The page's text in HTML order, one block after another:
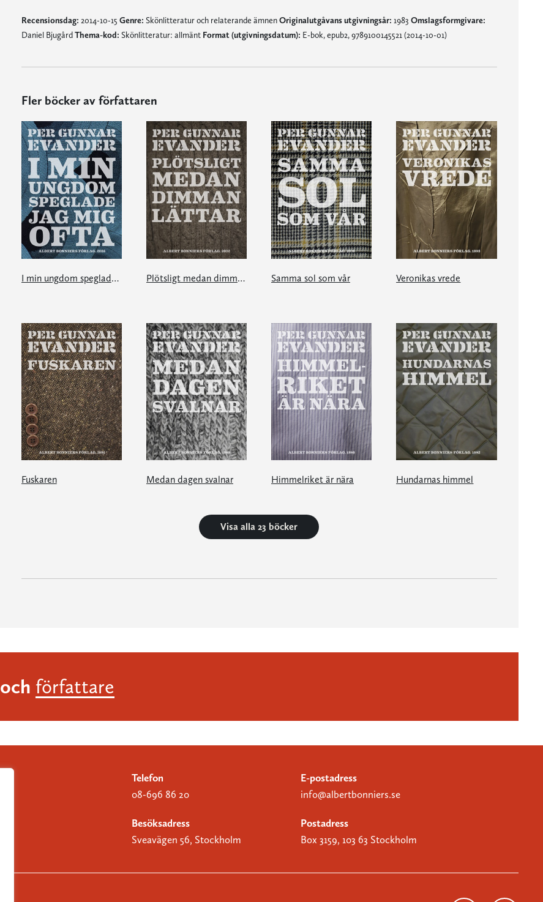
Recensionsdag: 2014-10-15 Genre: Skönlitteratur och relaterande ämnenOriginalutgåvans utgivningsår: 1983 Omslagsformgivare:
Daniel BjugårdThema-kod: Skönlitteratur: allmänt Format (utgivningsdatum): E-bok, epub2, 9789100145521 (2014-10-01)
Fler böcker av författaren
I min ungdom speglade jag mig ofta Plötsligt medan dimman lättar Samma sol som vår Veronikas vrede
Fuskaren Medan dagen svalnar Himmelriket är nära Hundarnas himmel
Visa alla 23 böcker
och författare
Telefon
08-696 86 20
E-postadress
info@albertbonniers.se
Besöksadress
Sveavägen 56, Stockholm
Postadress
Box 3159, 103 63 Stockholm